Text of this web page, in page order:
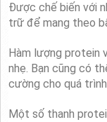
Được chế biến với
trữ để mang theo
Hàm lượng protein
nhẹ. Bạn cũng có
cường cho quá
Một số thanh